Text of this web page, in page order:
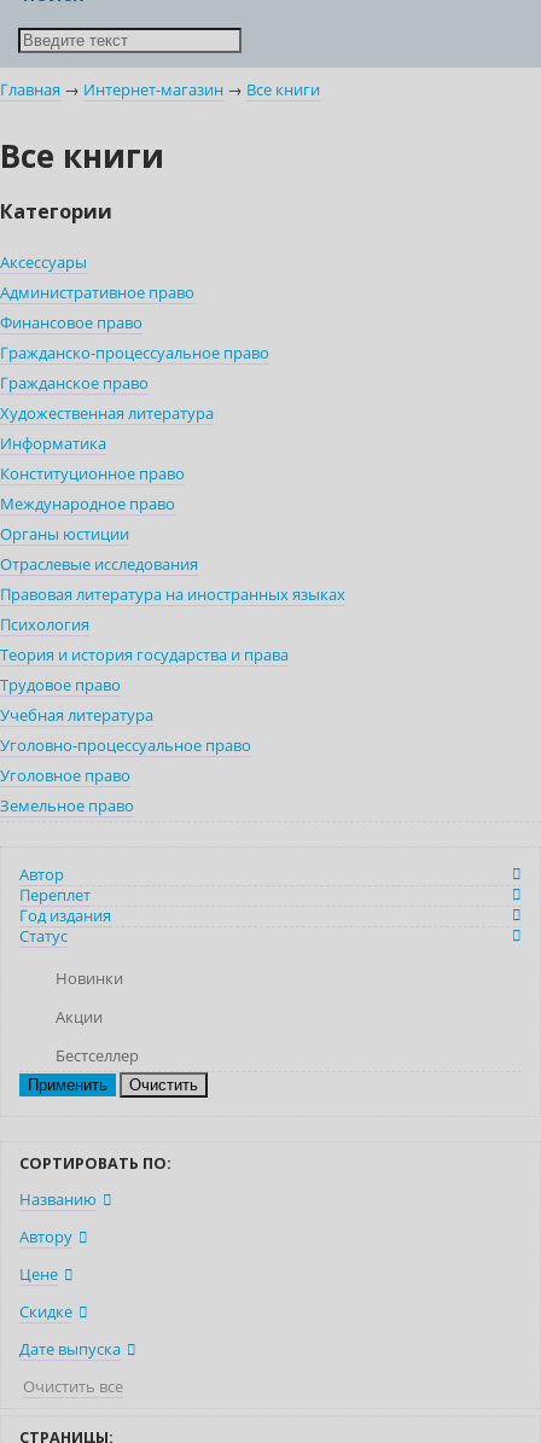
Главная → Интернет-магазин → Все книги
Все книги
Категории
Аксессуары
Административное право
Финансовое право
Гражданско-процессуальное право
Гражданское право
Художественная литература
Информатика
Конституционное право
Международное право
Органы юстиции
Отраслевые исследования
Правовая литература на иностранных языках
Психология
Теория и история государства и права
Трудовое право
Учебная литература
Уголовно-процессуальное право
Уголовное право
Земельное право
Автор
Переплет
Год издания
Статус
Новинки
Акции
Бестселлер
Очистить
СОРТИРОВАТЬ ПО:
Названию
Автору
Цене
Скидке
Дате выпуска
Очистить все
СТРАНИЦЫ: